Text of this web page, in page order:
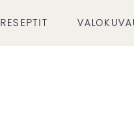
RESEPTIT